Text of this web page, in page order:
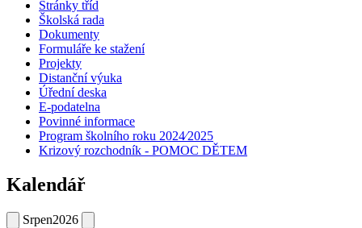
Stránky tříd
Školská rada
Dokumenty
Formuláře ke stažení
Projekty
Distanční výuka
Úřední deska
E-podatelna
Povinné informace
Program školního roku 2024⁄2025
Krizový rozchodník - POMOC DĚTEM
Kalendář
Srpen2026